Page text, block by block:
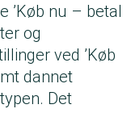
’Køb nu – betal
og
ved ’Køb
dannet
Det